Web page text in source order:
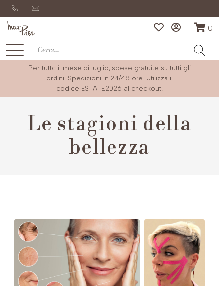
0
Per tutto il mese di luglio, spese gratuite su tutti gli
ordini! Spedizioni in 24/48 ore. Utilizza il
codice ESTATE2026 al checkout!
Le stagioni della
bellezza